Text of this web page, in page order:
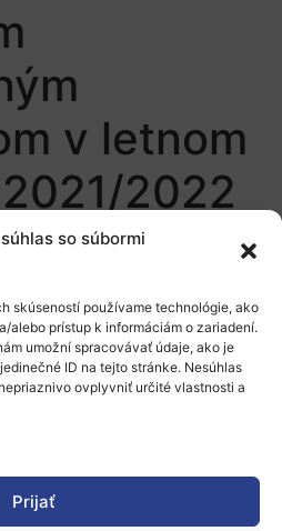
so súbormi
skúseností používame technológie, ako
alebo prístup k informáciám o zariadení.
umožní spracovávať údaje, ako je
ID na tejto stránke. Nesúhlas
ovplyvniť určité vlastnosti a
Prijať
v letnom
2022
komentára sa musíte
priestor